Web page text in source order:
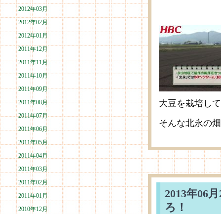
2012年03月
2012年02月
2012年01月
2011年12月
2011年11月
2011年10月
2011年09月
2011年08月
2011年07月
2011年06月
2011年05月
2011年04月
2011年03月
2011年02月
2011年01月
2010年12月
大豆を栽培し
そんな北永の
2013年
ろ！